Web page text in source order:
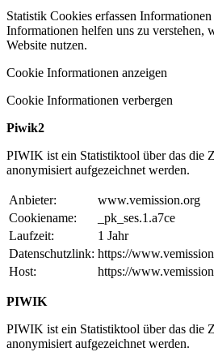
Statistik Cookies erfassen
Informationen helfen uns zu verstehen,
Website nutzen.
Cookie Informationen anzeigen
Cookie Informationen verbergen
Piwik2
PIWIK ist ein Statistiktool über das die
anonymisiert aufgezeichnet werden.
Anbieter:
www.vemission.org
Cookiename:
_pk_ses.1.a7ce
Laufzeit:
1 Jahr
Datenschutzlink: https://
Host:
https://
PIWIK
PIWIK ist ein Statistiktool über das die
anonymisiert aufgezeichnet werden.